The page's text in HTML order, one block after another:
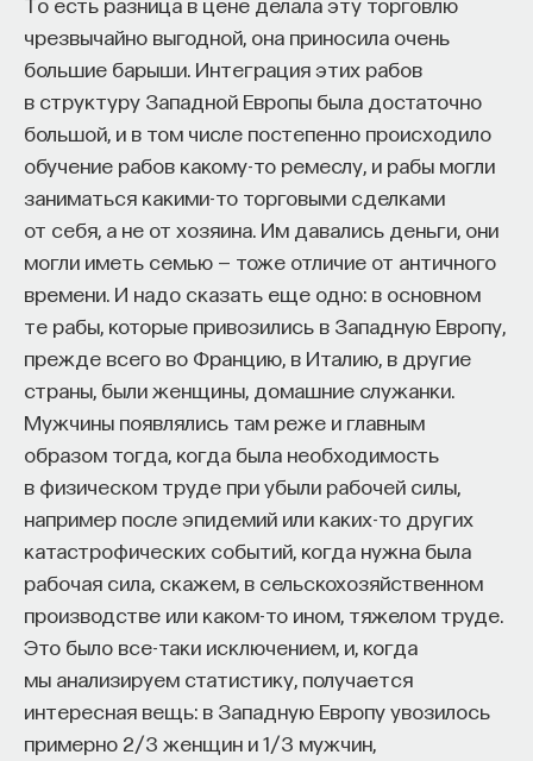
чрезвычайно выгодной, она приносила очень
большие барыши. Интеграция этих рабов
в структуру Западной Европы была достаточно
большой, и в том числе постепенно происходило
обучение рабов какому-то ремеслу, и рабы могли
заниматься какими-то торговыми сделками
от себя, а не от хозяина. Им давались деньги, они
могли иметь семью — тоже отличие от античного
времени. И надо сказать еще одно: в основном
те рабы, которые привозились в Западную Европу,
прежде всего во Францию, в Италию, в другие
страны, были женщины, домашние служанки.
Мужчины появлялись там реже и главным
образом тогда, когда была необходимость
в физическом труде при убыли рабочей силы,
например после эпидемий или каких-то других
катастрофических событий, когда нужна была
рабочая сила, скажем, в сельскохозяйственном
производстве или каком-то ином, тяжелом труде.
Это было все-таки исключением, и, когда
мы анализируем статистику, получается
интересная вещь: в Западную Европу увозилось
примерно 2/3 женщин и 1/3 мужчин,